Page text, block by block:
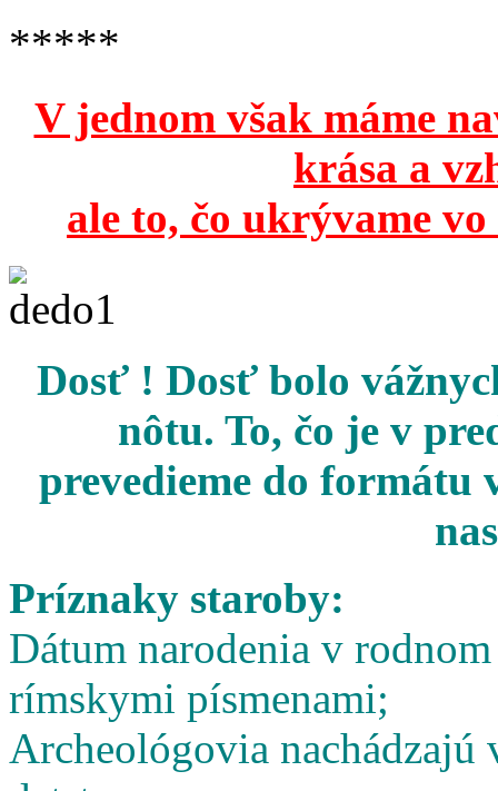
*****
V jednom však máme
krása a
ale to, čo ukrývame
Dosť ! Dosť bolo
nôtu. To, čo je v
prevedieme do formátu
Príznaky staroby:
Dátum narodenia v
rímskymi písmenami;
Archeológovia nachádzajú